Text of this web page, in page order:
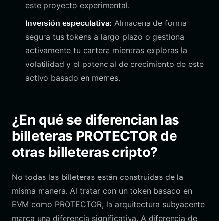
este proyecto experimental.
Inversión especulativa: Almacena de forma
segura tus tokens a largo plazo o gestiona
activamente tu cartera mientras exploras la
volatilidad y el potencial de crecimiento de este
activo basado en memes.
¿En qué se diferencian las
billeteras PROTECTOR de
otras billeteras cripto?
No todas las billeteras están construidas de la
misma manera. Al tratar con un token basado en
EVM como PROTECTOR, la arquitectura subyacente
marca una diferencia significativa. A diferencia de